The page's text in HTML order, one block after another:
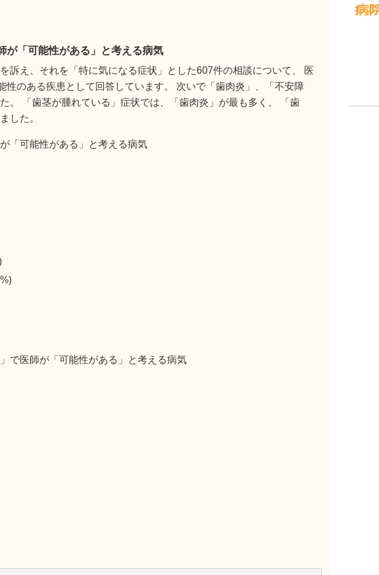
が「可能性がある」と考える病気
訴え、それを「特に気になる症状」とした607件の相談について、 医
性のある疾患として回答しています。 次いで「歯肉炎」、「不安障
。 「歯茎が腫れている」症状では、「歯肉炎」が最も多く、 「歯
した。
「可能性がある」と考える病気
で医師が「可能性がある」と考える病気